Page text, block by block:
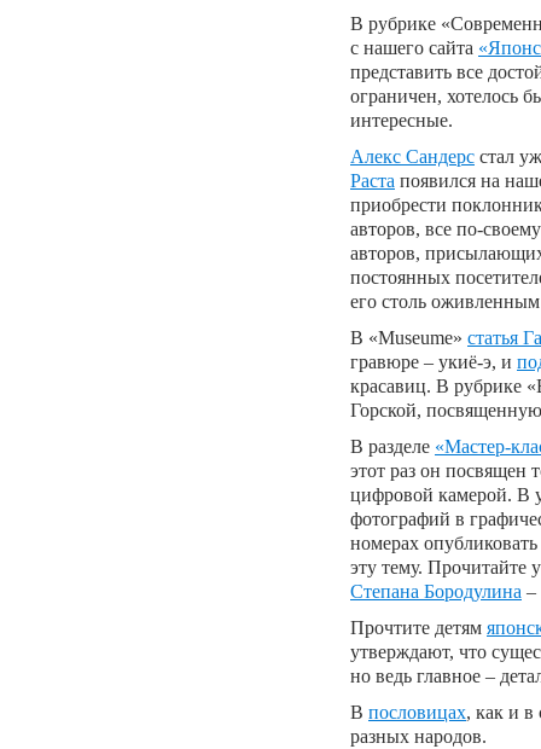
В рубрике
с нашего сайта
представить все
ограничен, хотелось
интересные.
Алекс Сандерс стал
Раста появился на
приобрести
авторов, все по-
авторов,
постоянных
его столь
В «Museume» статья
гравюре – укиё-э, и
красавиц. В рубрике
Горской,
В разделе «Мастер-
этот раз он посвящен
цифровой камерой. В
фотографий в
номерах
эту тему. Прочитайте
Степана Бородулина –
Прочтите детям
утверждают, что
но ведь главное –
В пословицах, как и в
разных народов.